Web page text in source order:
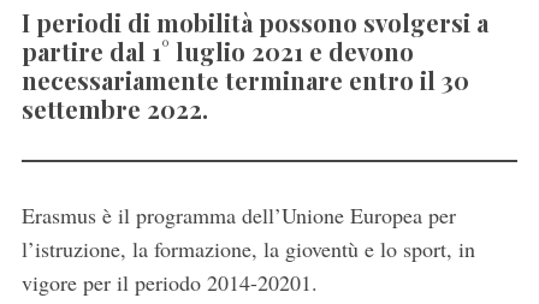
I periodi di mobilità possono svolgersi a
partire dal 1° luglio 2021 e devono
necessariamente terminare entro il 30
settembre 2022.
Erasmus è il programma dell’Unione Europea per
l’istruzione, la formazione, la gioventù e lo sport, in
vigore per il periodo 2014-20201.